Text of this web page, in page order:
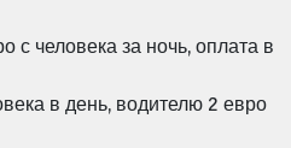
с человека за ночь, оплата в
в день, водителю 2 евро